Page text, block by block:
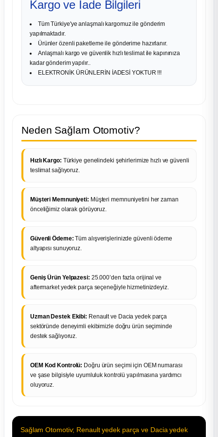
Kargo ve İade Bilgileri
Tüm Türkiye'ye anlaşmalı kargomuz ile gönderim
yapılmaktadır.
Ürünler özenli paketleme ile gönderime hazırlanır.
Anlaşmalı kargo ve güvenlik hızlı teslimat ile kapınınıza
kadar gönderim yapılır..
ELEKTRONİK ÜRÜNLERİN İADESİ YOKTUR !!!
Neden Sağlam Otomotiv?
Hızlı Kargo: Türkiye genelindeki şehirlerimize hızlı ve güvenli
teslimat sağlıyoruz.
Müşteri Memnuniyeti: Müşteri memnuniyetini her zaman
önceliğimiz olarak görüyoruz.
Güvenli Ödeme: Tüm alışverişlerinizde güvenli ödeme
altyapısı sunuyoruz.
Geniş Ürün Yelpazesi: 25.000’den fazla orijinal ve
aftermarket yedek parça seçeneğiyle hizmetinizdeyiz.
Uzman Destek Ekibi: Renault ve Dacia yedek parça
sektöründe deneyimli ekibimizle doğru ürün seçiminde
destek sağlıyoruz.
OEM Kod Kontrolü: Doğru ürün seçimi için OEM numarası
ve şase bilgisiyle uyumluluk kontrolü yapılmasına yardımcı
oluyoruz.
Sağlam Otomotiv; Renault yedek parça ve Dacia yedek